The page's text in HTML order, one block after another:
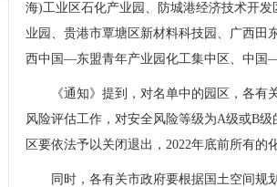
海)工业区石化产业园、防城港经济技术开
业园、贵港市覃塘区新材料科技园、广西田
西中国—东盟青年产业园化工集中区、中国
《通知》提到，对名单中的园区，各
风险评估工作，对安全风险等级为A级或B
区要依法予以关闭退出，2022年底前所有
同时，各有关市政府要根据国土空间规